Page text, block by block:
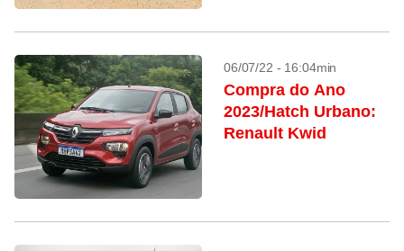
06/07/22 - 16:04min
Compra do Ano
2023/Hatch Urbano:
Renault Kwid